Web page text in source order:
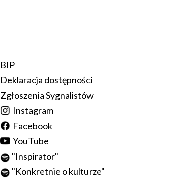
BIP
Deklaracja dostępności
Zgłoszenia Sygnalistów
Instagram
Facebook
YouTube
"Inspirator"
"Konkretnie o kulturze"